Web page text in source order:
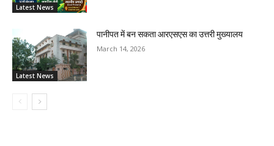
Latest News
Latest News
पानीपत में बन सकता आरएसएस का उत्तरी मुख्यालय
March 14, 2026